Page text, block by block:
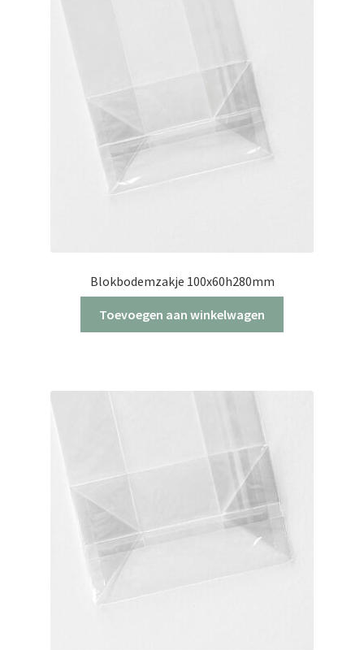
Blokbodemzakje 100x60h280mm
Toevoegen aan winkelwagen